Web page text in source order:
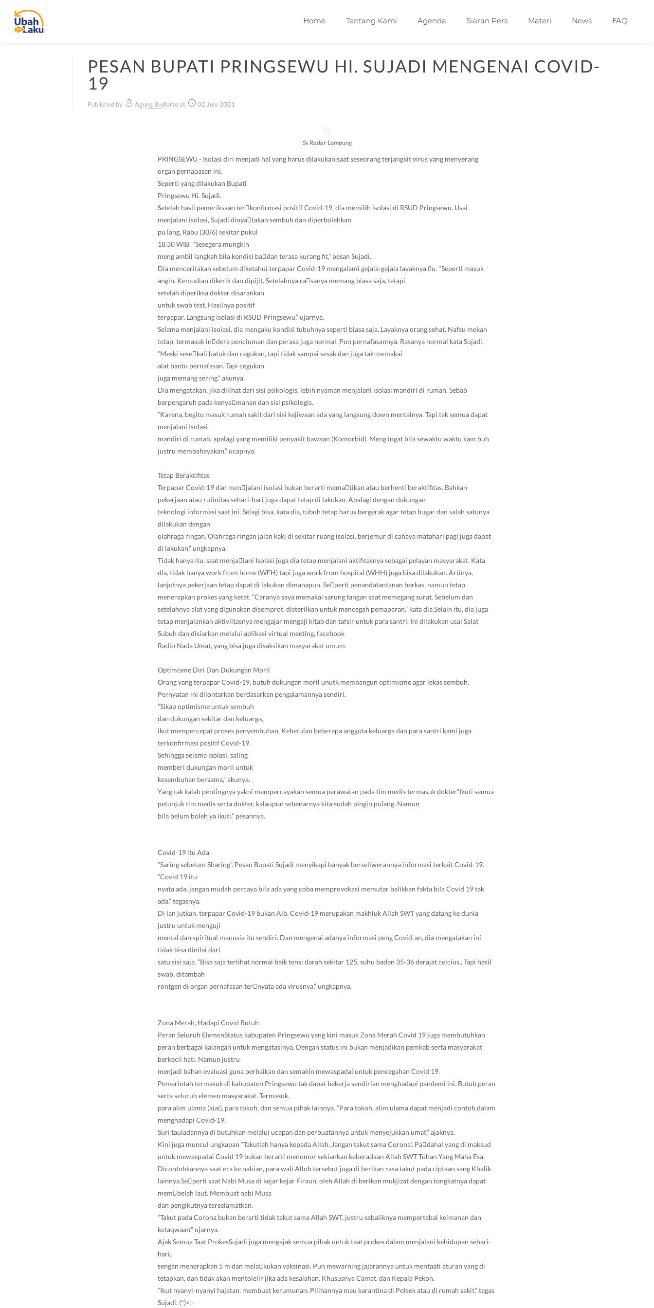
Home Tentang Kami Agenda Siaran Pers Materi News FAQ
PESAN BUPATI PRINGSEWU HI. SUJADI MENGENAI COVID-
19
Published by Agung Budiartoat 02 July 2021
Ss Radar Lampung
PRINGSEWU - Isolasi diri menjadi hal yang harus dilakukan saat seseorang terjangkit virus yang menyerang
organ pernapasan ini.
Seperti yang dilakukan Bupati
Pringsewu Hi. Sujadi.
Setelah hasil pemeriksaan ter￾konfirmasi positif Covid-19, dia memilih isolasi di RSUD Pringsewu. Usai
menjalani isolasi, Sujadi dinya￾takan sembuh dan diperbolehkan
pu lang, Rabu (30/6) sekitar pukul
18.30 WIB. ’’Sesegera mungkin
meng ambil langkah bila kondisi ba￾dan terasa kurang fit,” pesan Sujadi.
Dia menceritakan sebelum diketahui terpapar Covid-19 mengalami gejala-gejala layaknya flu. ’’Seperti masuk
angin. Kemudian dikerik dan dipijit. Setelahnya ra￾sanya memang biasa saja, tetapi
setelah diperiksa dokter disarankan
untuk swab test. Hasilnya positif
terpapar. Langsung isolasi di RSUD Pringsewu,” ujarnya.
Selama menjalani isolasi, dia mengaku kondisi tubuhnya seperti biasa saja. Layaknya orang sehat. Nafsu mekan
tetap, termasuk in￾dera penciuman dan perasa juga normal. Pun pernafasannya. Rasanya normal kata Sujadi.
“Meski sese￾kali batuk dan cegukan, tapi tidak sampai sesak dan juga tak memakai
alat bantu pernafasan. Tapi cegukan
juga memang sering,” akunya.
Dia mengatakan, jika dilihat dari sisi psikologis, lebih nyaman menjalani isolasi mandiri di rumah. Sebab
berpengaruh pada kenya￾manan dan sisi psikologis.
“Karena, begitu masuk rumah sakit dari sisi kejiwaan ada yang langsung down mentalnya. Tapi tak semua dapat
menjalani Isolasi
mandiri di rumah, apalagi yang memiliki penyakit bawaan (Komorbid). Meng ingat bila sewaktu waktu kam buh
justru membahayakan,” ucapnya.
Tetap Beraktifitas
Terpapar Covid-19 dan men￾jalani isolasi bukan berarti mema￾tikan atau berhenti beraktifitas. Bahkan
pekerjaan atau rutinitas sehari-hari juga dapat tetap di lakukan. Apalagi dengan dukungan
teknologi informasi saat ini. Selagi bisa, kata dia, tubuh tetap harus bergerak agar tetap bugar dan salah satunya
dilakukan dengan
olahraga ringan.”Olahraga ringan jalan kaki di sekitar ruang isolasi, berjemur di cahaya matahari pagi juga dapat
di lakukan,” ungkapnya.
Tidak hanya itu, saat menja￾lani Isolasi juga dia tetap menjalani aktifitasnya sebagai pelayan masyarakat. Kata
dia, tidak hanya work from home (WFH) tapi juga work from hospital (WHH) juga bisa dilakukan. Artinya,
lanjutnya pekerjaan tetap dapat di lakukan dimanapun. Se￾perti penandatantanan berkas, namun tetap
menerapkan prokes yang ketat. “Caranya saya memakai sarung tangan saat memegang surat. Sebelum dan
setelahnya alat yang digunakan disemprot, disterilkan untuk mencegah pemaparan,” kata dia.Selain itu, dia juga
tetap menjalankan aktiviitasnya mengajar mengaji kitab dan tafsir untuk para santri. Ini dilakukan usai Salat
Subuh dan disiarkan melalui aplikasi virtual meeting, facebook
Radio Nada Umat, yang bisa juga disaksikan masyarakat umum.
Optimisme Diri Dan Dukungan Moril
Orang yang terpapar Covid-19, butuh dukungan moril unutk membangun optimisme agar lekas sembuh.
Pernyatan ini dilontarkan berdasarkan pengalamannya sendiri.
“Sikap optimisme untuk sembuh
dan dukungan sekitar dan keluarga,
ikut mempercepat proses penyembuhan, Kebetulan beberapa anggota keluarga dan para santri kami juga
terkonfirmasi positif Covid-19.
Sehingga selama isolasi, saling
memberi dukungan moril untuk
kesembuhan bersama,” akunya.
Yang tak kalah pentingnya yakni mempercayakan semua perawatan pada tim medis termasuk dokter.”Ikuti semua
petunjuk tim medis serta dokter, kalaupun sebenarnya kita sudah pingin pulang. Namun
bila belum boleh ya ikuti,” pesannya.
Covid-19 itu Ada
“Saring sebelum Sharing”. Pesan Bupati Sujadi menyikapi banyak berseliwerannya informasi terkait Covid-19.
“Covid 19 itu
nyata ada, jangan mudah percaya bila ada yang coba memprovokasi memutar balikkan fakta bila Covid 19 tak
ada,” tegasnya.
Di lan jutkan, terpapar Covid-19 bukan Aib. Covid-19 merupakan makhluk Allah SWT yang datang ke dunia
justru untuk menguji
mental dan spiritual manusia itu sendiri. Dan mengenai adanya informasi peng Covid-an, dia mengatakan ini
tidak bisa dinilai dari
satu sisi saja. “Bisa saja terlihat normal baik tensi darah sekitar 125, suhu badan 35-36 derajat celcius,. Tapi hasil
swab, ditambah
rontgen di organ pernafasan ter￾nyata ada virusnya,” ungkapnya.
Zona Merah, Hadapi Covid Butuh
Peran Seluruh ElemenStatus kabupaten Pringsewu yang kini masuk Zona Merah Covid 19 juga membutuhkan
peran berbagai kalangan untuk mengatasinya. Dengan status ini bukan menjadikan pemkab serta masyarakat
berkecil hati. Namun justru
menjadi bahan evaluasi guna perbaikan dan semakin mewaspadai untuk pencegahan Covid 19.
Pemerintah termasuk di kabupaten Pringsewu tak dapat bekerja sendirian menghadapi pandemi ini. Butuh peran
serta seluruh elemen masyarakat. Termasuk,
para alim ulama (kiai), para tokoh, dan semua pihak lainnya. “Para tokoh, alim ulama dapat menjadi contoh dalam
menghadapi Covid-19.
Suri tauladannya di butuhkan melalui ucapan dan perbuatannya untuk menyejukkan umat,” ajaknya.
Kini juga muncul ungkapan “Takutlah hanya kepada Allah. Jangan takut sama Corona”. Pa￾dahal yang di maksud
untuk mewaspadai Covid 19 bukan berarti menomor sekiankan keberadaan Allah SWT Tuhan Yang Maha Esa.
Dicontohkannya saat era ke nabian, para wali Alloh tersebut juga di berikan rasa takut pada ciptaan sang Khalik
lainnya.Se￾perti saat Nabi Musa di kejar kejar Firaun, oleh Allah di berikan mukjizat dengan tongkatnya dapat
mem￾belah laut. Membuat nabi Musa
dan pengikutnya terselamatkan.
“Takut pada Corona bukan berarti tidak takut sama Allah SWT, justru sebaliknya mempertebal keimanan dan
ketaqwaan,” ujarnya.
Ajak Semua Taat ProkesSujadi juga mengajak semua pihak untuk taat prokes dalam menjalani kehidupan sehari-
hari,
sengan menerapkan 5 m dan mela￾kukan vaksinasi. Pun mewarning jajarannya untuk mentaati aturan yang di
tetapkan, dan tidak akan mentolelir jika ada kesalahan. Khususnya Camat, dan Kepala Pekon.
“Ikut nyanyi-nyanyi hajatan, membuat kerumunan. Pilihannya mau karantina di Polsek atau di rumah sakit,” tegas
Sujadi. (*)<!-